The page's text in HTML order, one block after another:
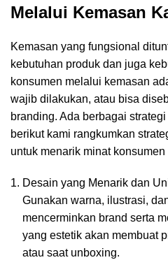
Melalui Kemasan
Kemasan yang fungsional
kebutuhan produk dan juga
konsumen melalui kemasan
wajib dilakukan, atau bisa
branding. Ada berbagai
berikut kami rangkumkan
untuk menarik minat
Desain yang Menarik dan
Gunakan warna, ilustrasi,
mencerminkan brand serta
yang estetik akan membuat
atau saat unboxing.